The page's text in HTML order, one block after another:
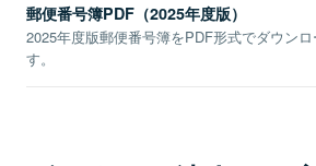
郵便番号簿PDF（2025年度版）
2025年度版郵便番号簿をPDF形式でダウンロ
す。